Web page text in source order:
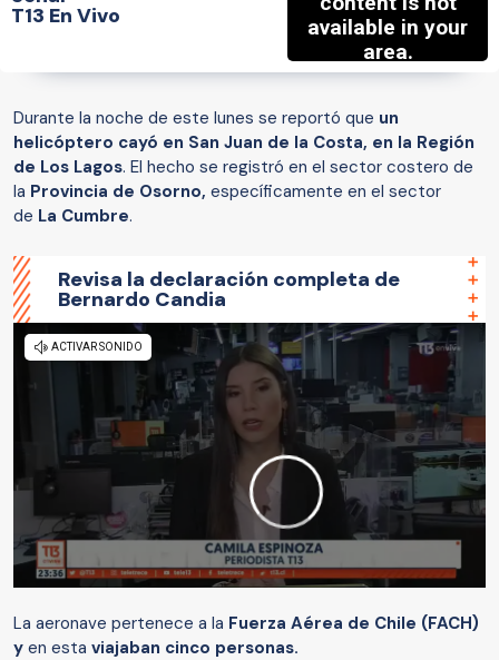
T13 En Vivo
Durante la noche de este lunes se reportó que un
helicóptero cayó en San Juan de la Costa, en la Región
de Los Lagos. El hecho se registró en el sector costero de
la Provincia de Osorno, específicamente en el sector
de La Cumbre.
Revisa la declaración completa de
Bernardo Candia
La aeronave pertenece a la Fuerza Aérea de Chile (FACH)
y en esta viajaban cinco personas.